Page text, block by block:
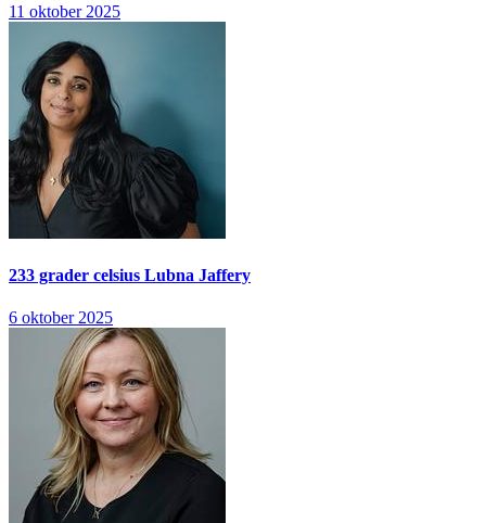
11 oktober 2025
233 grader celsius Lubna Jaffery
6 oktober 2025